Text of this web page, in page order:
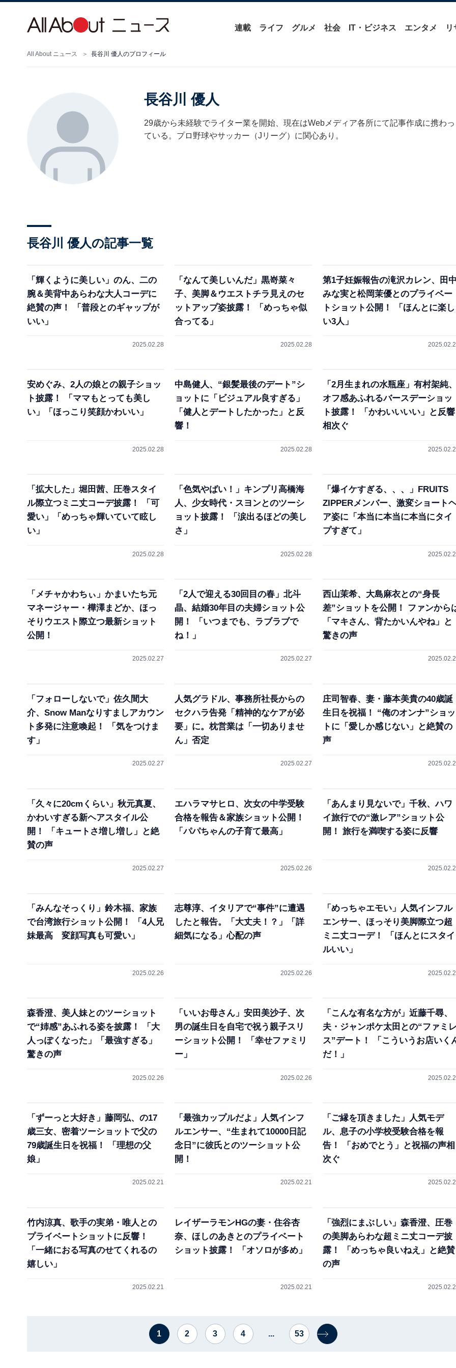
連載 ライフ グルメ 社会 IT・ビジネス エンタメ リ
All About ニュース 長谷川 優人のプロフィール
長谷川 優人
29歳から未経験でライター業を開始、現在はWebメディア各所にて記事作成に携わっ
ている。プロ野球やサッカー（Jリーグ）に関心あり。
長谷川 優人の記事一覧
「輝くように美しい」のん、二の
腕＆美背中あらわな大人コーデに
絶賛の声！ 「普段とのギャップが
いい」
2025.02.28
「なんて美しいんだ」黒嵜菜々
子、美脚＆ウエストチラ見えのセ
ットアップ姿披露！ 「めっちゃ似
合ってる」
2025.02.28
第1子妊娠報告の滝沢カレン、田中
みな実と松岡茉優とのプライベー
トショット公開！ 「ほんとに楽し
い3人」
安めぐみ、2人の娘との親子ショッ
ト披露！ 「ママもとっても美し
い」「ほっこり笑顔かわいい」
2025.02.28
中島健人、“銀髪最後のデート”シ
ョットに「ビジュアル良すぎる」
「健人とデートしたかった」と反
響！
2025.02.28
「2月生まれの水瓶座」有村架純、
オフ感あふれるバースデーショッ
ト披露！ 「かわいいいい」と反響
相次ぐ
「拡大した」堀田茜、圧巻スタイ
ル際立つミニ丈コーデ披露！ 「可
愛い」「めっちゃ輝いていて眩し
い」
2025.02.28
「色気やばい！」キンプリ高橋海
人、少女時代・スヨンとのツーシ
ョット披露！ 「涙出るほどの美し
さ」
2025.02.28
「爆イケすぎる、、、」FRUITS
ZIPPERメンバー、激変ショート
ア姿に「本当に本当に本当にタイ
プすぎて」
「メチャかわちぃ」かまいたち元
マネージャー・樺澤まどか、ほっ
そりウエスト際立つ最新ショット
公開！
2025.02.27
「2人で迎える30回目の春」北斗
晶、結婚30年目の夫婦ショット公
開！ 「いつまでも、ラブラブで
ね！」
2025.02.27
西山茉希、大島麻衣との“身長
差”ショットを公開！ ファンから
「マキさん、背たかいんやね」と
驚きの声
「フォローしないで」佐久間大
介、Snow Manなりすましアカウン
ト多発に注意喚起！ 「気をつけま
す」
2025.02.27
人気グラドル、事務所社長からの
セクハラ告発「精神的なケアが必
要」に。枕営業は「一切ありませ
ん」否定
2025.02.27
庄司智春、妻・藤本美貴の40歳誕
生日を祝福！ “俺のオンナ”ショッ
トに「愛しか感じない」と絶賛の
声
「久々に20cmくらい」秋元真夏、
かわいすぎる新ヘアスタイル公
開！ 「キュートさ増し増し」と絶
賛の声
2025.02.27
エハラマサヒロ、次女の中学受験
合格を報告＆家族ショット公開！
「パパちゃんの子育て最高」
2025.02.26
「あんまり見ないで」千秋、ハワ
イ旅行での“激レア”ショット公
開！ 旅行を満喫する姿に反響
「みんなそっくり」鈴木福、家族
で台湾旅行ショット公開！ 「4人兄
妹最高 変顔写真も可愛い」
2025.02.26
志尊淳、イタリアで“事件”に遭遇
したと報告。「大丈夫！？」「詳
細気になる」心配の声
2025.02.26
「めっちゃエモい」人気インフル
エンサー、ほっそり美脚際立つ超
ミニ丈コーデ！ 「ほんとにスタイ
ルいい」
森香澄、美人妹とのツーショット
で“姉感”あふれる姿を披露！ 「大
人っぽくなった」「最強すぎる」
驚きの声
2025.02.26
「いいお母さん」安田美沙子、次
男の誕生日を自宅で祝う親子スリ
ーショット公開！ 「幸せファミリ
ー」
2025.02.26
「こんな有名な方が」近藤千尋、
夫・ジャンポケ太田との“ファミレ
ス”デート！ 「こういうお店いく
だ！」
「ずーっと大好き」藤岡弘、の17
歳三女、密着ツーショットで父の
79歳誕生日を祝福！ 「理想の父
娘」
2025.02.21
「最強カップルだよ」人気インフ
ルエンサー、“生まれて10000日記
念日”に彼氏とのツーショット公
開！
2025.02.21
「ご縁を頂きました」人気モデ
ル、息子の小学校受験合格を報
告！ 「おめでとう」と祝福の声相
次ぐ
竹内涼真、歌手の実弟・唯人との
プライベートショットに反響！
「一緒におる写真のせてくれるの
嬉しい」
2025.02.21
レイザーラモンHGの妻・住谷杏
奈、ほしのあきとのプライベート
ショット披露！ 「オソロが多め」
2025.02.21
「強烈にまぶしい」森香澄、圧巻
の美脚あらわな超ミニ丈コーデ披
露！ 「めっちゃ良いねえ」と絶賛
の声
1 2 3 4 ... 53